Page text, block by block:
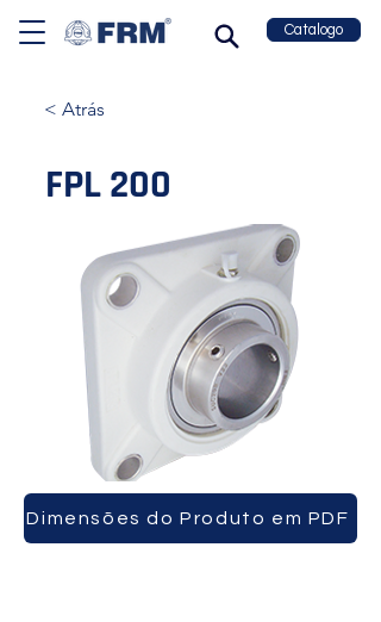
Catalogo
< Atrás
FPL 200
Dimensões do Produto em PDF